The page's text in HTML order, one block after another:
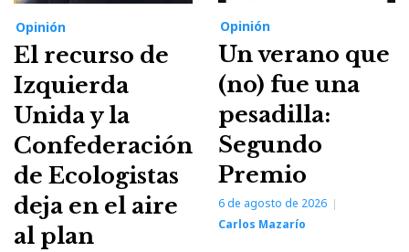
Opinión
El recurso de
Izquierda
Unida y la
Confederación
de Ecologistas
deja en el aire
al plan
Opinión
Un verano que
(no) fue una
pesadilla:
Segundo
Premio
6 de agosto de 2026
Carlos Mazarío